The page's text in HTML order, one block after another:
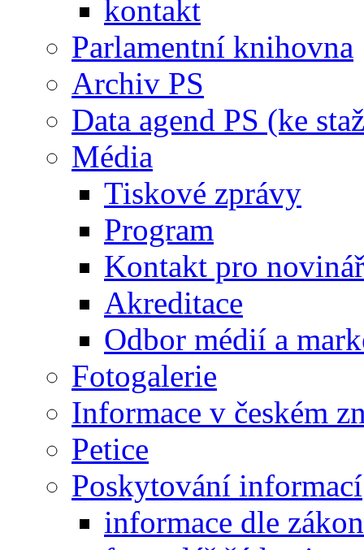
kontakt
Parlamentní knihovna
Archiv PS
Data agend PS (ke
Média
Tiskové zprávy
Program
Kontakt pro
Akreditace
Odbor médií a
Fotogalerie
Informace v českém
Petice
Poskytování informací
informace dle